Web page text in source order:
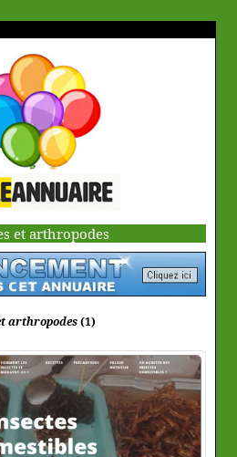
et arthropodes
arthropodes(1)